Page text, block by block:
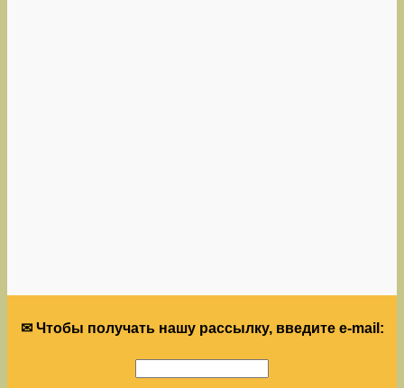
✉ Чтобы получать нашу рассылку, введите e-mail: